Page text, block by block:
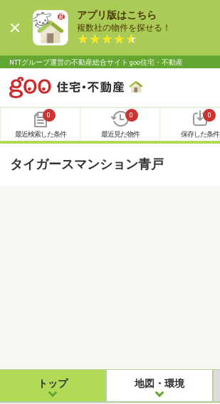
アプリ版はこちら
複数社の物件を探せる！
NTTグループ運営の不動産総合サイト goo住宅・不動産
0
最近検索した条件
0
最近見た物件
0
保存した条件
タイガースマンション青戸
トップ 地図・環境